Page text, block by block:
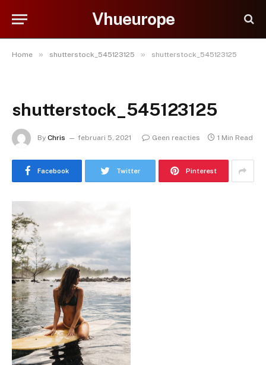
Vhueurope
Home » shutterstock_545123125 » shutterstock_545123125
shutterstock_545123125
By Chris februari 5, 2021 Geen reacties 1 Min Read
Facebook Twitter Pinterest